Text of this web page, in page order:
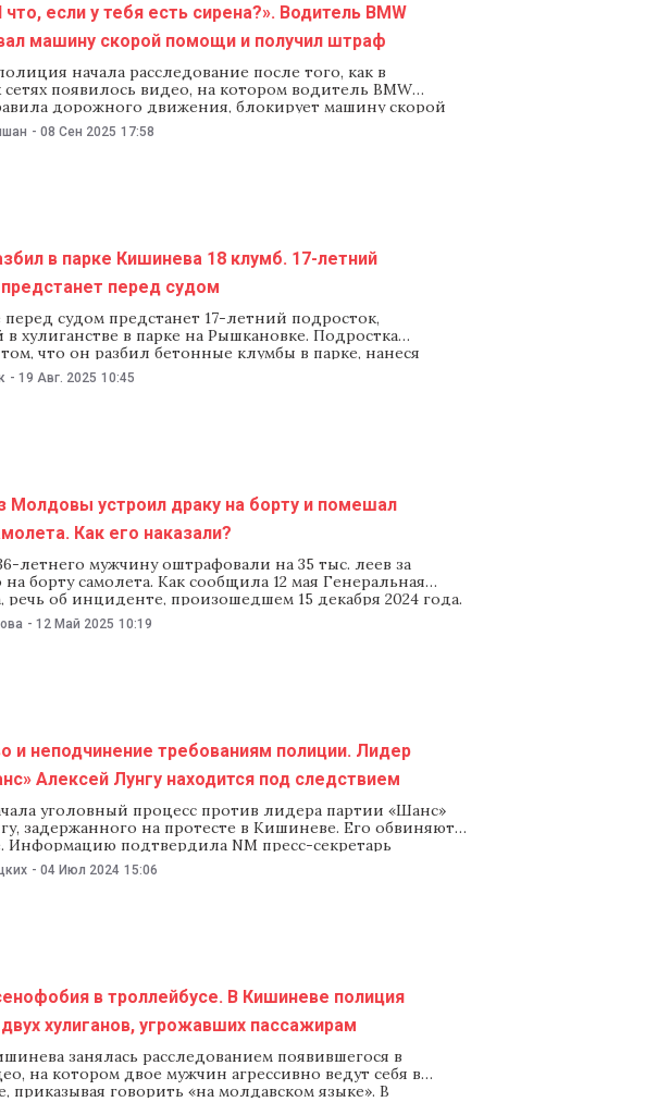
если у тебя есть сирена?». Водитель BMW
машину скорой помощи и получил штраф
начала расследование после того, как в
появилось видео, на котором водитель BMW
дорожного движения, блокирует машину скорой
ее водителя. По данным полиции, инцидент
сентября на улице Трандафир в Кишиневе. Патрульные
- 08 Сен 2025 17:58
в парке Кишинева 18 клумб. 17-летний
перед судом
судом предстанет 17-летний подросток,
хулиганстве в парке на Рышкановке. Подростка
что он разбил бетонные клумбы в парке, нанеся
за установку, более 30 тыс. леев ущерба.
прокуратура сообщила 19 августа, что передала в суд
- 19 Авг. 2025 10:45
Молдовы устроил драку на борту и помешал
Как его наказали?
летнего мужчину оштрафовали на 35 тыс. леев за
на борту самолета. Как сообщила 12 мая Генеральная
речь об инциденте, произошедшем 15 декабря 2024 года.
летевший из Лондона в Кишинев, не смог
из-за драки, устроенной мужчиной на борту.
- 12 Май 2025 10:19
и неподчинение требованиям полиции. Лидер
Алексей Лунгу находится под следствием
уголовный процесс против лидера партии «Шанс»
задержанного на протесте в Кишиневе. Его обвиняют в
Информацию подтвердила NM пресс-секретарь
Фетко. Лунгу задержали 3 июля на протесте у здания
сектора Буюканы, где проходило заседание по делу
- 04 Июл 2024 15:06
в троллейбусе. В Кишиневе полиция
хулиганов, угрожавших пассажирам
занялась расследованием появившегося в
на котором двое мужчин агрессивно ведут себя в
приказывая говорить «на молдавском языке». В